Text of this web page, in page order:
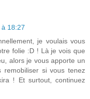
18:27
je voulais vous
folie :D ! Là je vois que
alors je vous apporte un
remobiliser si vous tenez
! Et surtout, continuez